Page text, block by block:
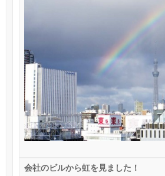
会社のビルから虹を見ました！